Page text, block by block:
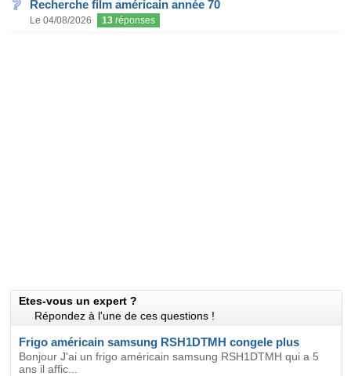
Recherche film américain année 70
Le 04/08/2026 13 réponses
Etes-vous un expert ?
Répondez à l'une de ces questions !
Frigo américain samsung RSH1DTMH congele plus
Bonjour J'ai un frigo américain samsung RSH1DTMH qui a 5
ans il affic...